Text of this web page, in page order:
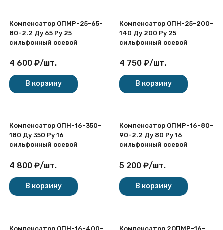
Компенсатор ОПМР-25-65-
80-2.2 Ду 65 Ру 25
сильфонный осевой
4 600 ₽/шт.
В корзину
Компенсатор ОПН-25-200-
140 Ду 200 Ру 25
сильфонный осевой
4 750 ₽/шт.
В корзину
Компенсатор ОПН-16-350-
180 Ду 350 Ру 16
сильфонный осевой
4 800 ₽/шт.
В корзину
Компенсатор ОПМР-16-80-
90-2.2 Ду 80 Ру 16
сильфонный осевой
5 200 ₽/шт.
В корзину
Компенсатор ОПН-16-400- Компенсатор 2ОПМР-16-